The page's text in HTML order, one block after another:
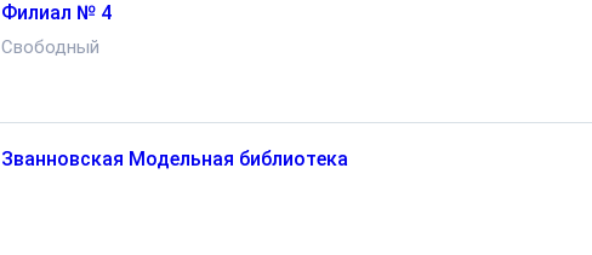
Филиал № 4
Свободный
Званновская Модельная библиотека